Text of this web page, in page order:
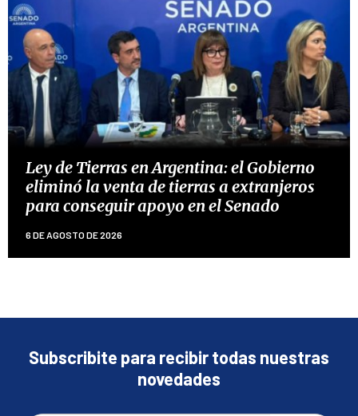
Ley de Tierras en Argentina: el Gobierno
eliminó la venta de tierras a extranjeros
para conseguir apoyo en el Senado
6 DE AGOSTO DE 2026
Subscribite para recibir todas nuestras
novedades